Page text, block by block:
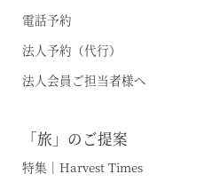
電話予約
法人予約（代行）
法人会員ご担当者様へ
「旅」のご提案
特集｜Harvest Times